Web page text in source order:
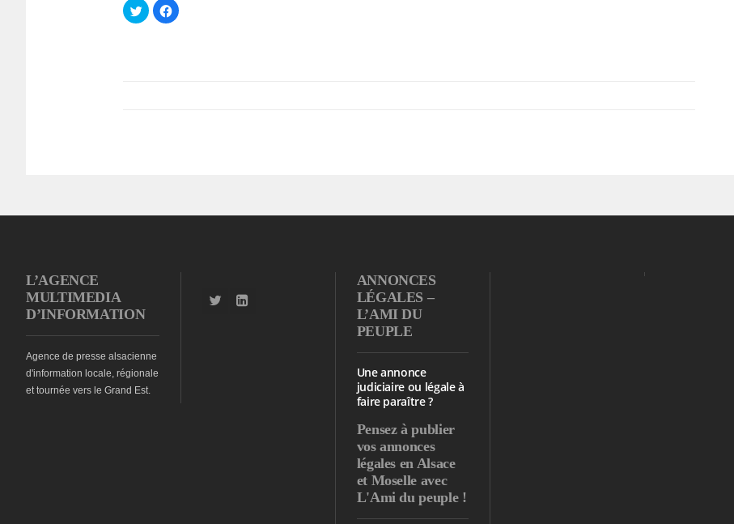
Cliquez
pour
partager
Cliquez
pour
L’AGENCE
MULTIMEDIA
D’INFORMATION
Agence de presse alsacienne
d'information locale, régionale
et tournée vers le Grand Est.
ANNONCES
LÉGALES –
L’AMI DU
PEUPLE
Une annonce
judiciaire ou légale à
faire paraître ?
Pensez à publier
vos annonces
légales en Alsace
et Moselle avec
L'Ami du peuple !